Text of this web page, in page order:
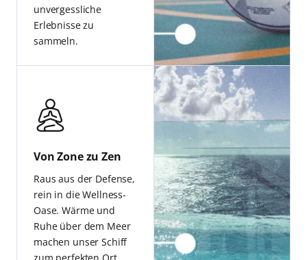
unvergessliche
Erlebnisse zu
sammeln.
Raus aus der Defense,
rein in die Wellness-
Oase. Wärme und
Ruhe über dem Meer
machen unser Schiff
Von Zone zu Zen